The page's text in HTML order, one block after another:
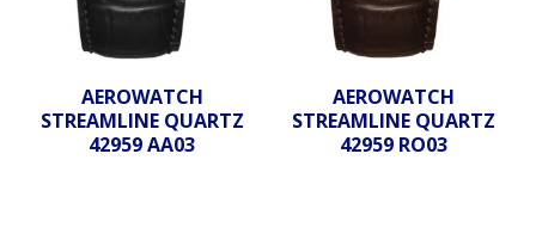
AEROWATCH
STREAMLINE QUARTZ
42959 AA03
AEROWATCH
STREAMLINE QUARTZ
42959 RO03